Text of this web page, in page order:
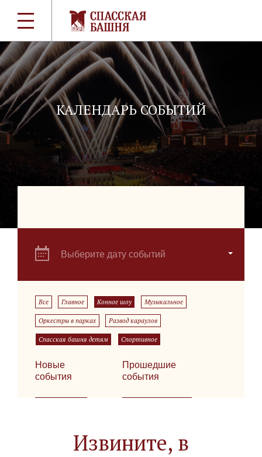
КАЛЕНДАРЬ СОБЫТИЙ
Выберите дату событий
Все Главное Конное шоу Музыкальное
Оркестры в парках Развод караулов
Спасская башня детям Спортивное
Новые
события
Прошедшие
события
Извините, в